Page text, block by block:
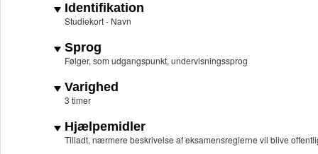
Identifikation
Studiekort - Navn
Sprog
Følger, som udgangspunkt, undervisningssprog
Varighed
3 timer
Hjælpemidler
Tilladt, nærmere beskrivelse af eksamensreglerne vil blive